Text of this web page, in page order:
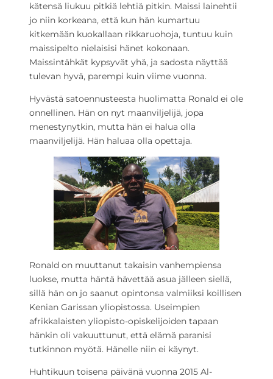
kätensä liukuu pitkiä lehtiä pitkin. Maissi lainehtii
jo niin korkeana, että kun hän kumartuu
kitkemään kuokallaan rikkaruohoja, tuntuu kuin
maissipelto nielaisisi hänet kokonaan.
Maissintähkät kypsyvät yhä, ja sadosta näyttää
tulevan hyvä, parempi kuin viime vuonna.
Hyvästä satoennusteesta huolimatta Ronald ei ole
onnellinen. Hän on nyt maanviljelijä, jopa
menestynytkin, mutta hän ei halua olla
maanviljelijä. Hän haluaa olla opettaja.
Ronald on muuttanut takaisin vanhempiensa
luokse, mutta häntä hävettää asua jälleen siellä,
sillä hän on jo saanut opintonsa valmiiksi koillisen
Kenian Garissan yliopistossa. Useimpien
afrikkalaisten yliopisto-opiskelijoiden tapaan
hänkin oli vakuuttunut, että elämä paranisi
tutkinnon myötä. Hänelle niin ei käynyt.
Huhtikuun toisena päivänä vuonna 2015 Al-